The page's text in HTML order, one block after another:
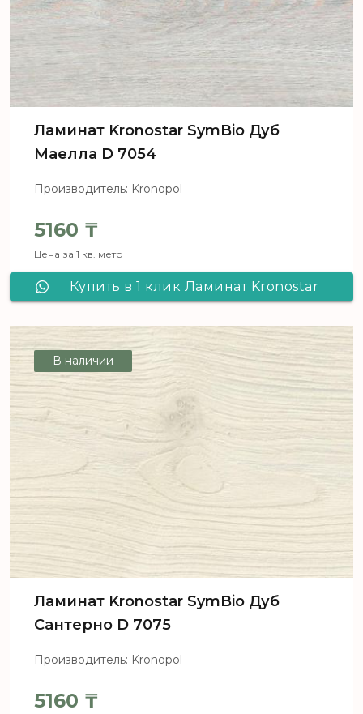
Ламинат Kronostar SymBio Дуб
Маелла D 7054
Производитель: Kronopol
5160 ₸
Цена за 1 кв. метр
Купить в 1 клик Ламинат Kronostar
В наличии
Ламинат Kronostar SymBio Дуб
Сантерно D 7075
Производитель: Kronopol
5160 ₸